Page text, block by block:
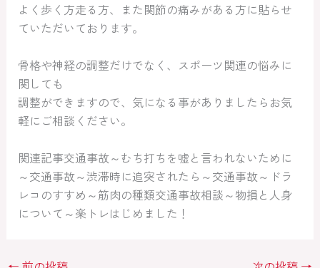
よく歩く方走る方、また関節の痛みがある方に貼らせ
ていただいております。
骨格や神経の調整だけでなく、スポーツ関連の悩みに
関しても
調整ができますので、気になる事がありましたらお気
軽にご相談ください。
関連記事交通事故～むち打ちを嘘と言われないために
～交通事故～渋滞時に追突されたら～交通事故～ドラ
レコのすすめ～筋肉の種類交通事故相談～物損と人身
について～楽トレはじめました！